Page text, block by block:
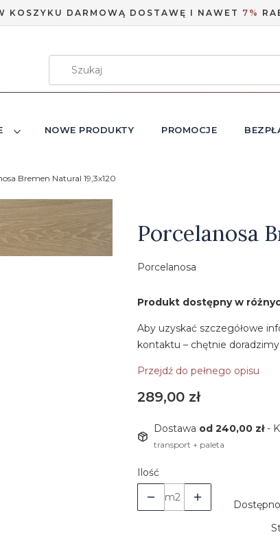
KOSZYKU DARMOWĄ DOSTAWĘ I NAWET 7%
NOWE PRODUKTY PROMOCJE
Bremen Natural 19,3x120
Porcelanosa
Porcelanosa
Produkt dostępny w
Aby uzyskać szczegółowe
kontaktu – chętnie
Przejdź do pełnego opisu
Cena
289,00 zł
Dostawa od 240,00 zł-
transport + paleta
Ilość
m2